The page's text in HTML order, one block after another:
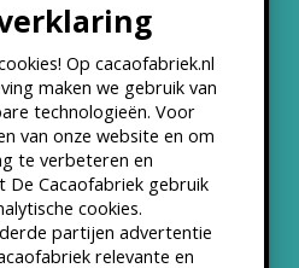
Op cacaofabriek.nl
maken we gebruik van
technologieën. Voor
van onze website en om
te verbeteren en
De Cacaofabriek gebruik
cookies.
partijen advertentie
relevante en